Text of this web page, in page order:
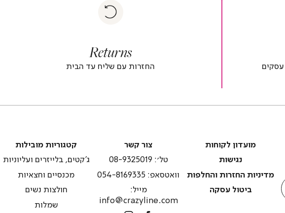
returns
banner
(4)
Returns
החזרות עם שליח עד הבית
מועדון לקוחות
נגישות
מדיניות החזרות והחלפות
ביטול עסקה
צור
קשר
צור קשר
טל׳: 08-9325019
וואטסאפ: 054-8169335
מייל:
info@crazyline.com
קטגוריות
מובילות
קטגוריות מובילות
ג'קטים, בלייזרים ועליוניות
מכנסיים וחצאיות
חולצות נשים
שמלות